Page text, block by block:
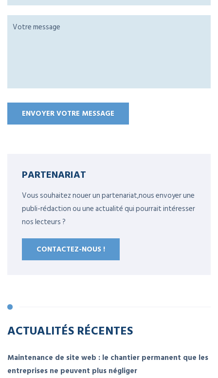
PARTENARIAT
Vous souhaitez nouer un partenariat,nous envoyer une
publi-rédaction ou une actualité qui pourrait intéresser
nos lecteurs ?
CONTACTEZ-NOUS !
ACTUALITÉS RÉCENTES
Maintenance de site web : le chantier permanent que les
entreprises ne peuvent plus négliger